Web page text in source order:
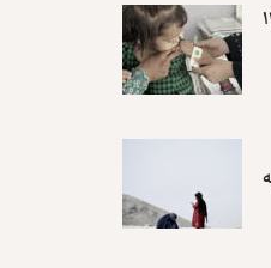
کودکان در ۱۲